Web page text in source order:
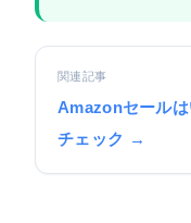
関連記事
Amazonセールは
チェック →